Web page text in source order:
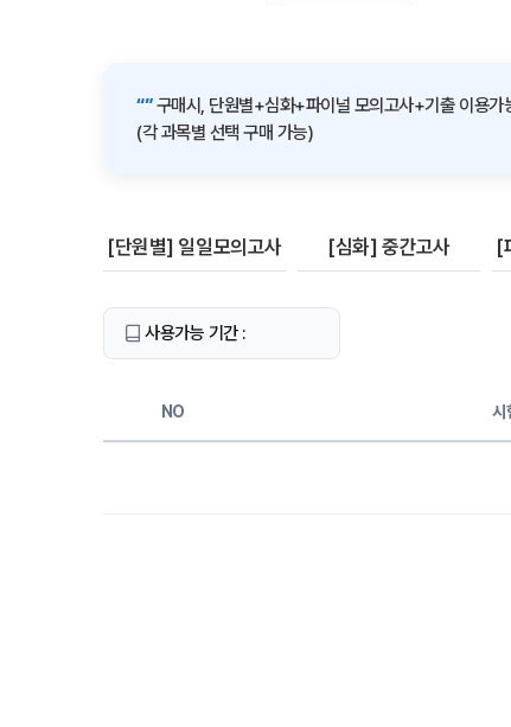
“”구매시, 단원별+심화+파이널 모의고사+기출 이용가
(각 과목별 선택 구매 가능)
[단원별] 일일모의고사 [심화] 중간고사 [
사용가능 기간 :
NO 시